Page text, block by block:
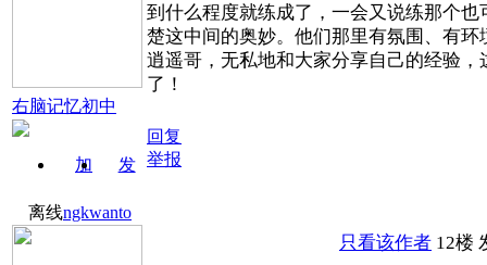
右脑记忆初中
加
发
到什么程度就练成了，一会又说练那个
楚这中间的奥妙。他们那里有氛围、有
逍遥哥，无私地和大家分享自己的经验
了！
回复
举报
离线ngkwanto
只看该作者 12楼